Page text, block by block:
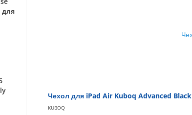
для
Чехол для iPad Air Kuboq Advanced Black
KUBOQ